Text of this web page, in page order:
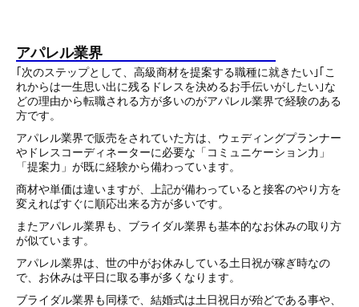
アパレル業界
｢次のステップとして、高級商材を提案する職種に就きたい｣｢こ
れからは一生思い出に残るドレスを決めるお手伝いがしたい｣な
どの理由から転職される方が多いのがアパレル業界で経験のある
方です。
アパレル業界で販売をされていた方は、ウェディングプランナー
やドレスコーディネーターに必要な「コミュニケーション力」
「提案力」が既に経験から備わっています。
商材や単価は違いますが、上記が備わっていると接客のやり方を
変えればすぐに順応出来る方が多いです。
またアパレル業界も、ブライダル業界も基本的なお休みの取り方
が似ています。
アパレル業界は、世の中がお休みしている土日祝が稼ぎ時なの
で、お休みは平日に取る事が多くなります。
ブライダル業界も同様で、結婚式は土日祝日が殆どである事や、